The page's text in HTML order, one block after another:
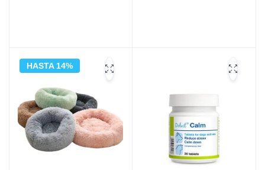
15%
HASTA 14%